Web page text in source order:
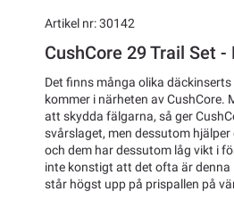
Artikel nr: 30142
CushCore 29 Trail Set
Det finns många olika
kommer i närheten av CushCore.
att skydda fälgarna, så ger
svårslaget, men dessutom
och dem har dessutom låg vikt i
inte konstigt att det ofta är
står högst upp på prispallen på